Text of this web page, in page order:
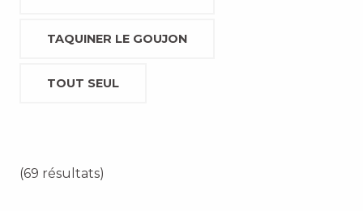
TAQUINER LE GOUJON
TOUT SEUL
(69 résultats)